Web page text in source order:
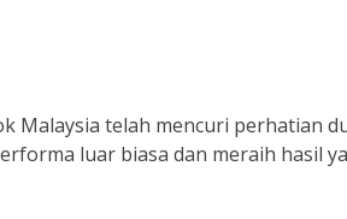
Malaysia telah mencuri perhatian
luar biasa dan meraih hasil